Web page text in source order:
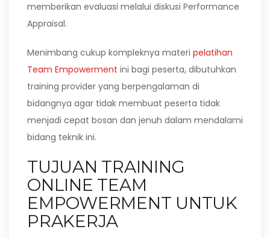
memberikan evaluasi melalui diskusi Performance
Appraisal.
Menimbang cukup kompleknya materi pelatihan
Team Empowerment ini bagi peserta, dibutuhkan
training provider yang berpengalaman di
bidangnya agar tidak membuat peserta tidak
menjadi cepat bosan dan jenuh dalam mendalami
bidang teknik ini.
TUJUAN TRAINING
ONLINE TEAM
EMPOWERMENT UNTUK
PRAKERJA